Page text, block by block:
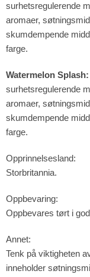
surhetsregulerende
aromaer,
skumdempende
farge.
Watermelon Splash:
surhetsregulerende
aromaer,
skumdempende
farge.
Opprinnelsesland:
Storbritannia.
Oppbevaring:
Oppbevares tørt i
Annet:
Tenk på viktigheten
inneholder